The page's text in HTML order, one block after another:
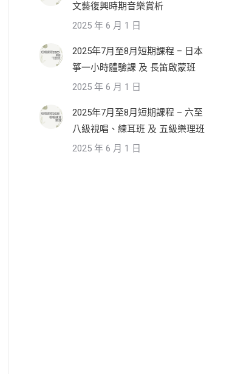
文藝復興時期音樂賞析
2025 年 6 月 1 日
2025年7月至8月短期課程 – 日本
箏一小時體驗課 及 長笛啟蒙班
2025 年 6 月 1 日
2025年7月至8月短期課程 – 六至
八級視唱、練耳班 及 五級樂理班
2025 年 6 月 1 日